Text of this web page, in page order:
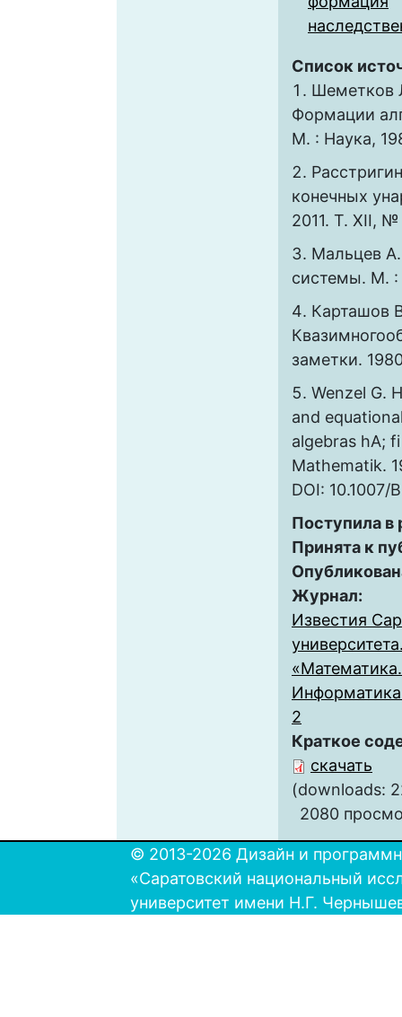
Список
Шеметков
Формации
М. : Наука,
конечных
2011. Т. XII,
Мальцев
системы. М. :
Карташов
заметки.
Wenzel G.
and
algebras hA;
Mathematik.
DOI: 10.1007/
Поступила
Принята к
Журнал:
Известия
2
Краткое
скачать
(downloads:
2080
© 2013-2026 Дизайн и
«Саратовский национальный
университет имени Н.Г.